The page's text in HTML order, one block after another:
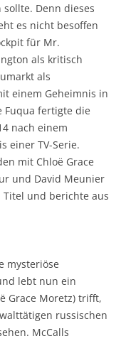
sollte. Denn dieses
es nicht besoffen
für Mr.
als kritisch
als
einem Geheimnis in
Fuqua fertigte die
nach einem
einer TV-Serie.
mit Chloë Grace
und David Meunier
und berichte aus
mysteriöse
lebt nun ein
Grace Moretz) trifft,
russischen
McCalls